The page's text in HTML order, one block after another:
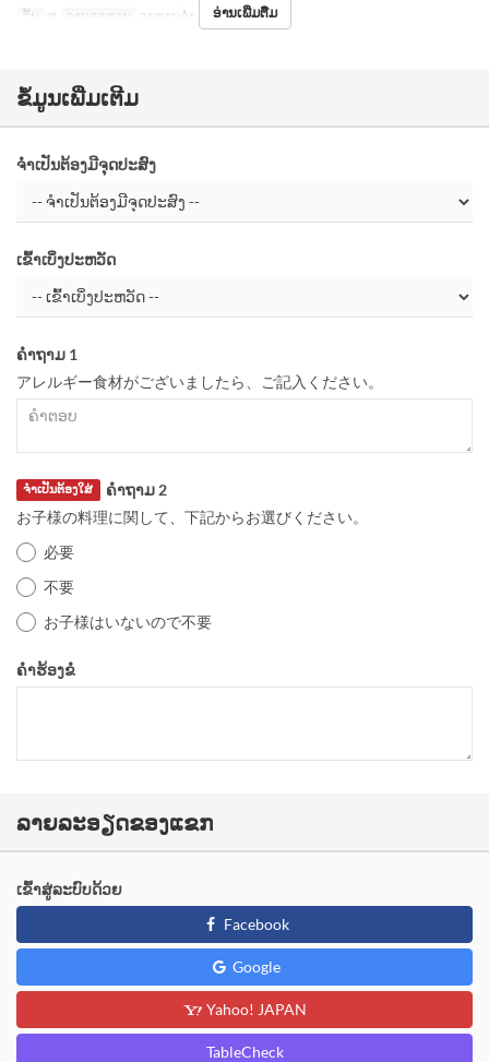
ວັນ ສ ຄາບອາຫານ ອາຫານຄ່ຳ ອ່ານເພີ່ມຕື່ມ
ຂໍ້ມູນເພີ່ມເຕີມ
ຈຳເປັນຕ້ອງມີຈຸດປະສົງ
ເຂົ້າເບິ່ງປະຫວັດ
ຄຳຖາມ 1
アレルギー食材がございましたら、ご記入ください。
ຄຳຖາມ 2
ຈຳເປັນຕ້ອງໃສ່
お子様の料理に関して、下記からお選びください。
必要
不要
お子様はいないので不要
ຄຳຮ້ອງຂໍ
ລາຍລະອຽດຂອງແຂກ
ເຂົ້າສູ່ລະບົບດ້ວຍ
Facebook
Google
Yahoo! JAPAN
TableCheck